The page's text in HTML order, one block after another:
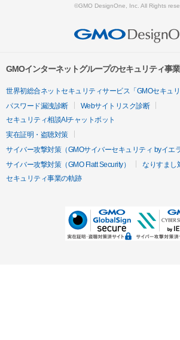
©GMO DesignOne, Inc. All Rights
GMOインターネットグループのセキュリティ事
世界初総合ネットセキュリティサービス「GMOセキュリ
パスワード漏洩診断
Webサイトリスク診断
セキュリティ相談AIチャットボット
実在証明・盗聴対策
サイバー攻撃対策（GMOサイバーセキュリティ byイエラ
サイバー攻撃対策（GMO Flatt Security）
なりすまし
セキュリティ事業の軌跡